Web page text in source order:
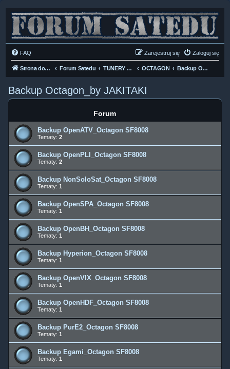
FAQ Zaloguj się
Zarejestruj się
Strona domowa Forum Satedu TUNERY SAT HD-LINUX OCTAGON Backup Octagon_by JAKITAKI
Backup Octagon_by JAKITAKI
Forum
Backup OpenATV_Octagon SF8008
Tematy: 2
Backup OpenPLI_Octagon SF8008
Tematy: 2
Backup NonSoloSat_Octagon SF8008
Tematy: 1
Backup OpenSPA_Octagon SF8008
Tematy: 1
Backup OpenBH_Octagon SF8008
Tematy: 1
Backup Hyperion_Octagon SF8008
Tematy: 1
Backup OpenVIX_Octagon SF8008
Tematy: 1
Backup OpenHDF_Octagon SF8008
Tematy: 1
Backup PurE2_Octagon SF8008
Tematy: 1
Backup Egami_Octagon SF8008
Tematy: 1